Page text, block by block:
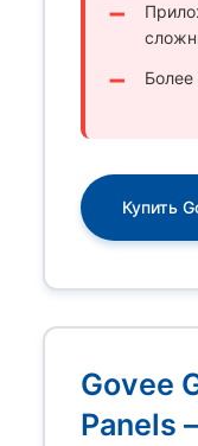
Купить
Govee
Panels